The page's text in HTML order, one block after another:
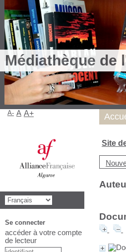
Médiathèque de
Site
A- A A+
Se connecter
accéder à votre compte
de lecteur